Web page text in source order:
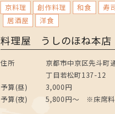
京料理 創作料理 和食
寿
居酒屋
洋食
料理屋 うしのほね本店
住所
京都市中京区先斗町
丁目若松町137-12
予算(昼)
3,000円
予算(夜)
5,800円～ ※床席料